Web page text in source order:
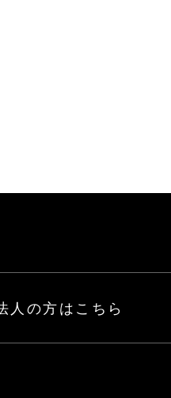
人の方はこちら